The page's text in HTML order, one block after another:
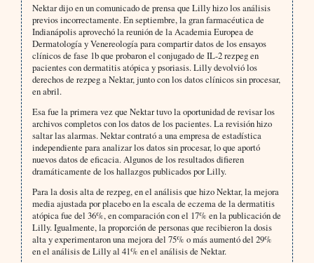
Nektar dijo en un comunicado de prensa que Lilly hizo los análisis
previos incorrectamente. En septiembre, la gran farmacéutica de
Indianápolis aprovechó la reunión de la Academia Europea de
Dermatología y Venereología para compartir datos de los ensayos
clínicos de fase 1b que probaron el conjugado de IL-2 rezpeg en
pacientes con dermatitis atópica y psoriasis. Lilly devolvió los
derechos de rezpeg a Nektar, junto con los datos clínicos sin procesar,
en abril.
Esa fue la primera vez que Nektar tuvo la oportunidad de revisar los
archivos completos con los datos de los pacientes. La revisión hizo
saltar las alarmas. Nektar contrató a una empresa de estadística
independiente para analizar los datos sin procesar, lo que aportó
nuevos datos de eficacia. Algunos de los resultados difieren
dramáticamente de los hallazgos publicados por Lilly.
Para la dosis alta de rezpeg, en el análisis que hizo Nektar, la mejora
media ajustada por placebo en la escala de eczema de la dermatitis
atópica fue del 36%, en comparación con el 17% en la publicación de
Lilly. Igualmente, la proporción de personas que recibieron la dosis
alta y experimentaron una mejora del 75% o más aumentó del 29%
en el análisis de Lilly al 41% en el análisis de Nektar.